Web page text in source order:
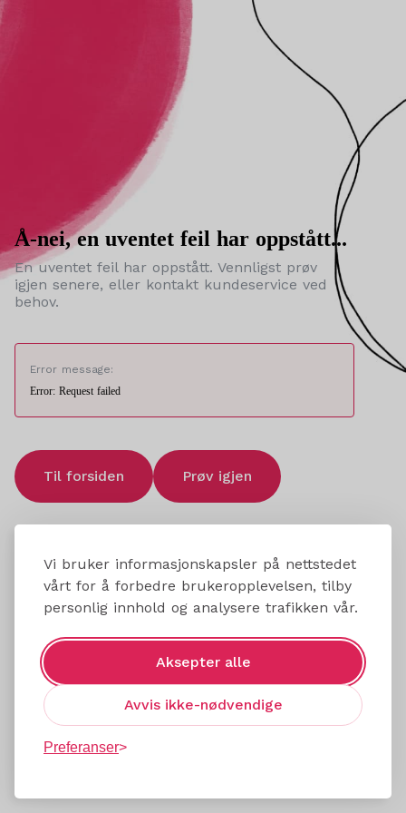
Vi bruker informasjonskapsler på nettstedet
vårt for å forbedre brukeropplevelsen, tilby
personlig innhold og analysere trafikken vår.
Aksepter alle
Avvis ikke-nødvendige
Preferanser
Å-nei, en uventet feil har oppstått...
En uventet feil har oppstått. Vennligst prøv
igjen senere, eller kontakt kundeservice ved
behov.
Error message:
Error: Request failed
Til forsiden Prøv igjen